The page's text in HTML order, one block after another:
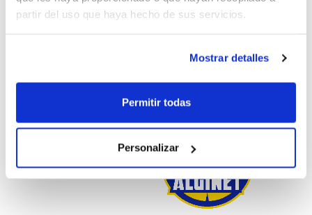
partir del uso que haya hecho de sus servicios.
Mostrar detalles
Permitir todas
Personalizar